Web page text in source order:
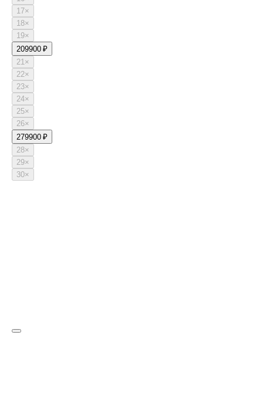
17×
18×
19×
209900 ₽
21×
22×
23×
24×
25×
26×
279900 ₽
28×
29×
30×